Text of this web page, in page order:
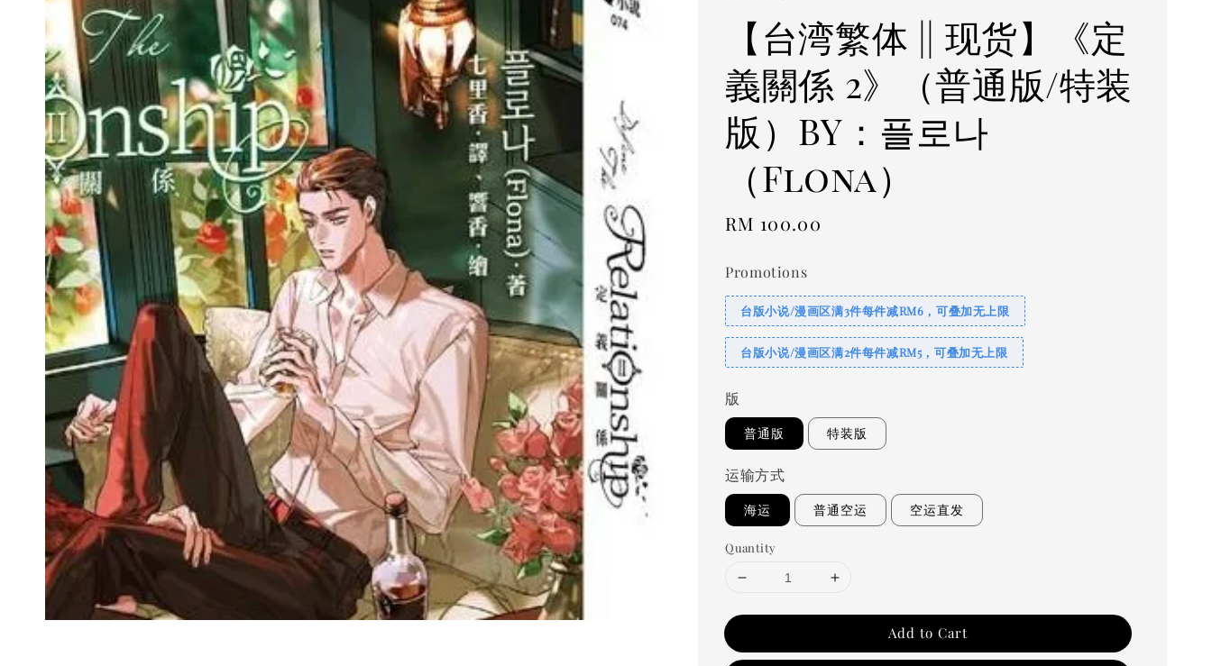
【台湾繁体 || 现货】《定
義關係 2》（普通版/特装
版）BY：플로나
（Flona）
Regular
RM 100.00
Promotions
台版小说/漫画区满3件每件减RM6，可叠加无上限
台版小说/漫画区满2件每件减RM5，可叠加无上限
版
普通版 特装版
运输方式
海运 普通空运 空运直发
Quantity
Add to Cart